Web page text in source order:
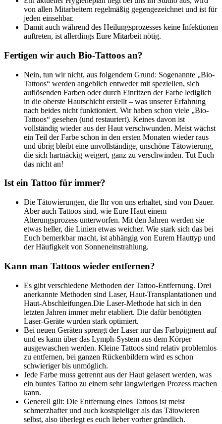
von allen Mitarbeitern regelmäßig gegengezeichnet und ist für
jeden einsehbar.
Damit auch während des Heilungsprozesses keine Infektionen
auftreten, ist allerdings Eure Mitarbeit nötig.
Fertigen wir auch Bio-Tattoos an?
Nein, tun wir nicht, aus folgendem Grund: Sogenannte „Bio-
Tattoos“ werden angeblich entweder mit speziellen, sich
auflösenden Farben oder durch Einritzen der Farbe lediglich
in die oberste Hautschicht erstellt – was unserer Erfahrung
nach beides nicht funktioniert. Wir haben schon viele „Bio-
Tattoos“ gesehen (und restauriert). Keines davon ist
vollständig wieder aus der Haut verschwunden. Meist wächst
ein Teil der Farbe schon in den ersten Monaten wieder raus
und übrig bleibt eine unvollständige, unschöne Tätowierung,
die sich hartnäckig weigert, ganz zu verschwinden. Tut Euch
das nicht an!
Ist ein Tattoo für immer?
Die Tätowierungen, die Ihr von uns erhaltet, sind von Dauer.
Aber auch Tattoos sind, wie Eure Haut einem
Alterungsprozess unterworfen. Mit den Jahren werden sie
etwas heller, die Linien etwas weicher. Wie stark sich das bei
Euch bemerkbar macht, ist abhängig von Eurem Hauttyp und
der Häufigkeit von Sonneneinstrahlung.
Kann man Tattoos wieder entfernen?
Es gibt verschiedene Methoden der Tattoo-Entfernung. Drei
anerkannte Methoden sind Laser, Haut-Transplantationen und
Haut-Abschleifungen.Die Laser-Methode hat sich in den
letzten Jahren immer mehr etabliert. Die dafür benötigten
Laser-Geräte wurden stark optimiert.
Bei neuen Geräten sprengt der Laser nur das Farbpigment auf
und es kann über das Lymph-System aus dem Körper
ausgewaschen werden. Kleine Tattoos sind relativ problemlos
zu entfernen, bei ganzen Rückenbildern wird es schon
schwieriger bis unmöglich.
Jede Farbe muss getrennt aus der Haut gelasert werden, was
ein buntes Tattoo zu einem sehr langwierigen Prozess machen
kann.
Generell gilt: Die Entfernung eines Tattoos ist meist
schmerzhafter und auch kostspieliger als das Tätowieren
selbst, also überlegt es euch lieber vorher gründlich.